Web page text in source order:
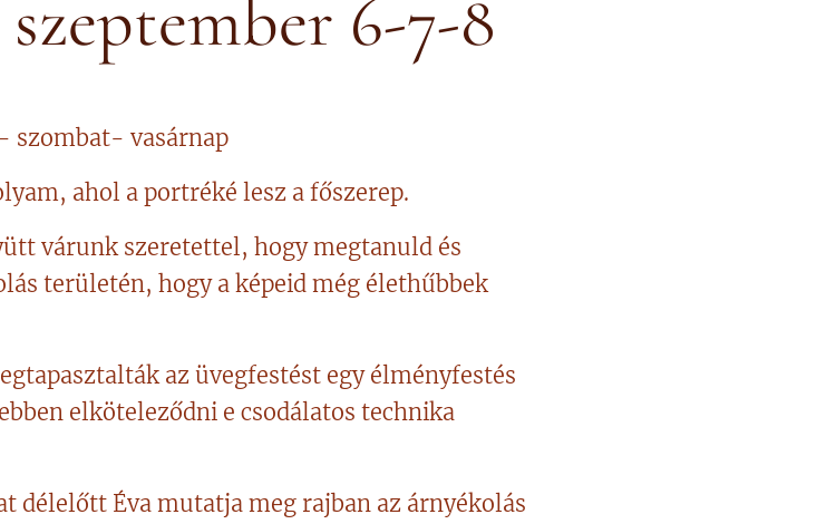
6-7-8
szombat- vasárnap
ahol a portréké lesz a főszerep.
várunk szeretettel, hogy megtanuld és
területén, hogy a képeid még élethűbbek
az üvegfestést egy élményfestés
elköteleződni e csodálatos technika
délelőtt Éva mutatja meg rajban az árnyékolás